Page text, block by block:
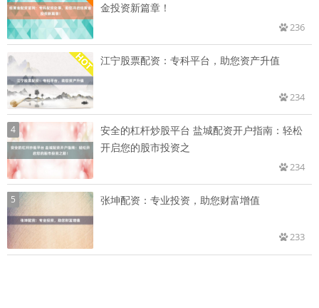
金投资新篇章！
236
江宁股票配资：专科平台，助您资产升值
234
4
安全的杠杆炒股平台 盐城配资开户指南：轻松
开启您的股市投资之
234
5 张坤配资：专业投资，助您财富增值
233